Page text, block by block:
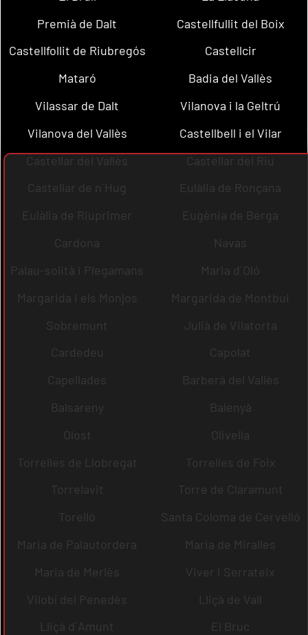
Premià de Dalt
Castellfullit del Boix
Castellfollit de Riubregós
Castellcir
Mataró
Badia del Vallès
Vilassar de Dalt
Vilanova i la Geltrú
Vilanova del Vallès
Castellbell i el Vilar
Castellar del Vallès
Castellar del Riu
Castellar de n´Hug
Eulàlia de Ronçana
Eulàlia de Riuprimer
Eugènia de Berga
Cardona
Navas
Palau-solità i Plegamans
Maria d´Oló
Margarida i els Monjos
Margarida de Montbui
Sobremunt
Julià de Vilatorta
Cardedeu
Capolat
Capellades
Barberà del Vallès
Balsareny
Balenyà
Olost
Olivella
Torrelles de Llobregat
Torrelles de Foix
Torrelavit
Torre de Claramunt
Torelló
Santa Coloma de Cervelló
Maria de Palautordera
Maria de Miralles
Maria de Merlès
Viver i Serrateix
Vilobí del Penedès
Lliçà de Vall
Lliçà d´Amunt
El Bruc